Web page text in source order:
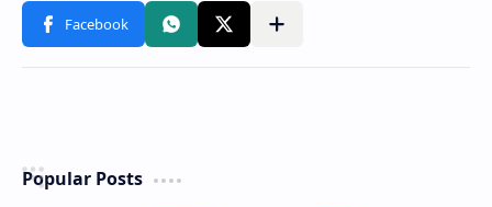
Popular Posts